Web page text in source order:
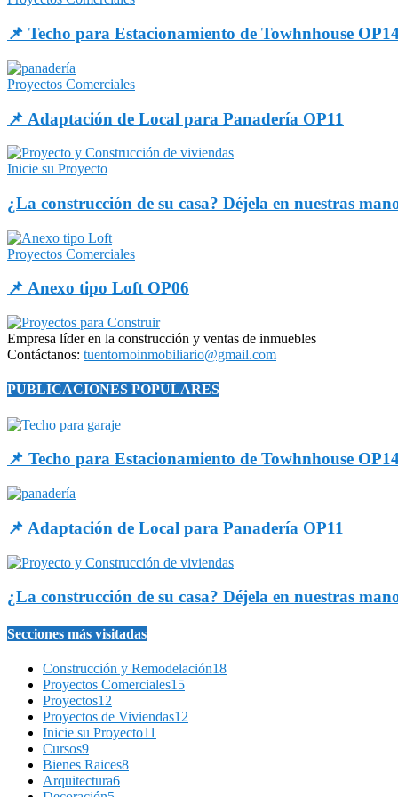
📌 Techo para Estacionamiento de Towhnhouse
Proyectos Comerciales
📌 Adaptación de Local para Panadería OP11
Inicie su Proyecto
¿La construcción de su casa? Déjela en nuestras
Proyectos Comerciales
📌 Anexo tipo Loft OP06
Empresa líder en la construcción y ventas de inmuebles
Contáctanos: tuentornoinmobiliario@gmail.com
PUBLICACIONES POPULARES
📌 Techo para Estacionamiento de Towhnhouse
📌 Adaptación de Local para Panadería OP11
¿La construcción de su casa? Déjela en nuestras
Secciones más visitadas
Construcción y Remodelación18
Proyectos Comerciales15
Proyectos12
Proyectos de Viviendas12
Inicie su Proyecto11
Cursos9
Bienes Raices8
Arquitectura6